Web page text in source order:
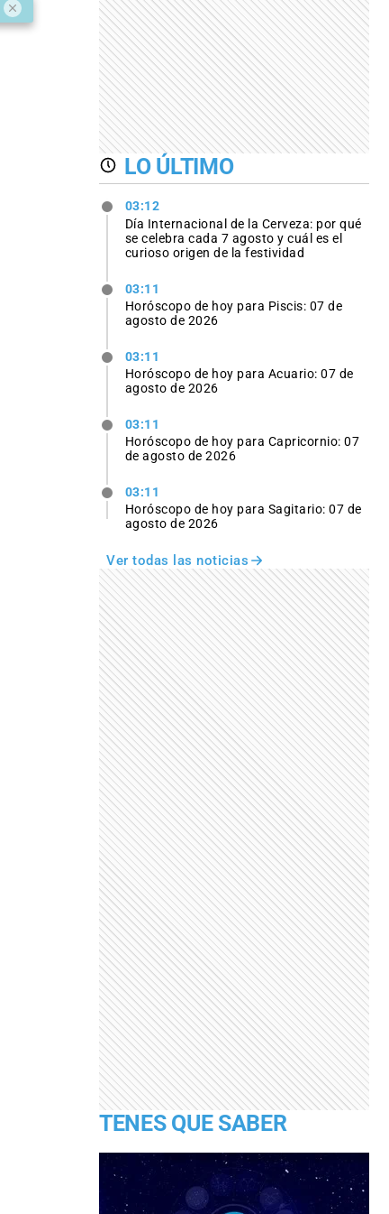
LO ÚLTIMO
03:12
Día Internacional de la Cerveza: por qué
se celebra cada 7 agosto y cuál es el
curioso origen de la festividad
03:11
Horóscopo de hoy para Piscis: 07 de
agosto de 2026
03:11
Horóscopo de hoy para Acuario: 07 de
agosto de 2026
03:11
Horóscopo de hoy para Capricornio: 07
de agosto de 2026
03:11
Horóscopo de hoy para Sagitario: 07 de
agosto de 2026
Ver todas las noticias
TENES QUE SABER